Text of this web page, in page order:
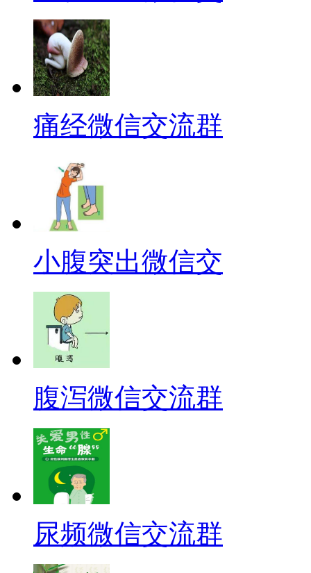
痛经微信交流群
小腹突出微信交
腹泻微信交流群
尿频微信交流群